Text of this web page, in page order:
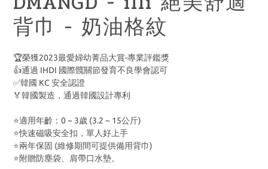
背巾 - 奶油格紋
🏆榮獲2023最愛婦幼菁品大賞-專業評鑑獎
👍通過 IHDI 國際髖關節發育不良學會認可
✅韓國 KC 安全認證
🏅韓國製造，通過韓國設計專利
⭐適用年齡：0 ~ 3歲 (3.2 ~ 15公斤)
⭐快速磁吸安全扣，單人好上手
⭐兩年保固 (維修期間可提供備用背巾)
⭐附贈防塵袋、肩帶口水墊。